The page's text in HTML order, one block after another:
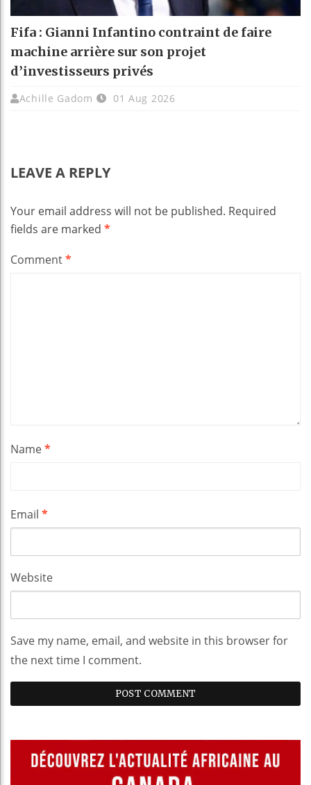
Fifa : Gianni Infantino contraint de faire
machine arrière sur son projet
d’investisseurs privés
Achille Gadom 01 Aug 2026
LEAVE A REPLY
Your email address will not be published. Required
fields are marked *
Comment*
Name*
Email *
Website
Save my name, email, and website in this browser for
the next time I comment.